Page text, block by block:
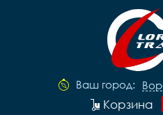
Ваш город:
Корзина